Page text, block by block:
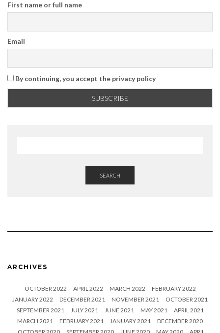
First name or full name
Email
By continuing, you accept the privacy policy
SEARCH
ARCHIVES
OCTOBER 2022 APRIL 2022 MARCH 2022
FEBRUARY 2022
JANUARY 2022
DECEMBER 2021 NOVEMBER 2021
OCTOBER 2021
SEPTEMBER 2021
JULY 2021 JUNE 2021 MAY 2021
APRIL 2021
MARCH 2021
FEBRUARY 2021 JANUARY 2021
DECEMBER 2020